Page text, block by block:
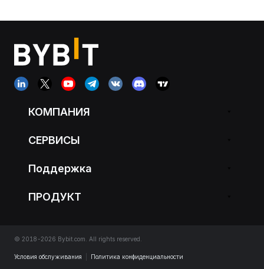
КОМПАНИЯ
СЕРВИСЫ
Поддержка
ПРОДУКТ
© 2018-2026 Bybit.com. All rights reserved.
Условия обслуживания Политика конфиденциальности